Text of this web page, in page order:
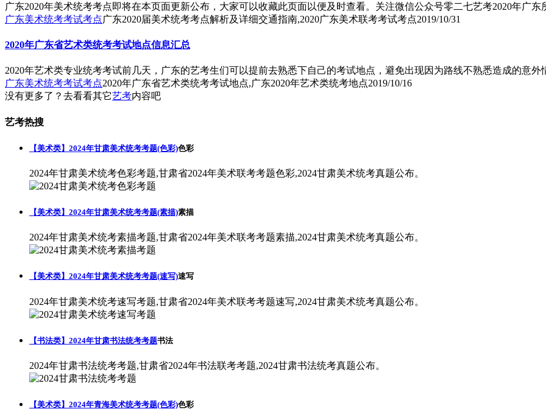
广东2020年美术统考考点即将在本页面更新公布，大家可以收藏此页面以便及时查看。关注微信公众号零二七艺考2020年广东
广东美术统考考试考点广东2020届美术统考考点解析及详细交通指南,2020广东美术联考考试考点2019/10/31
2020年广东省艺术类统考考试地点信息汇总
2020年艺术类专业统考考试前几天，广东的艺考生们可以提前去熟悉下自己的考试地点，避免出现因为路线不熟悉造成的意外
广东美术统考考试考点2020年广东省艺术类统考考试地点,广东2020年艺术类统考地点2019/10/16
没有更多了？去看看其它艺考内容吧
艺考热搜
【美术类】2024年甘肃美术统考考题(色彩)色彩
2024年甘肃美术统考色彩考题,甘肃省2024年美术联考考题色彩,2024甘肃美术统考真题公布。
【美术类】2024年甘肃美术统考考题(素描)素描
2024年甘肃美术统考素描考题,甘肃省2024年美术联考考题素描,2024甘肃美术统考真题公布。
【美术类】2024年甘肃美术统考考题(速写)速写
2024年甘肃美术统考速写考题,甘肃省2024年美术联考考题速写,2024甘肃美术统考真题公布。
【书法类】2024年甘肃书法统考考题书法
2024年甘肃书法统考考题,甘肃省2024年书法联考考题,2024甘肃书法统考真题公布。
【美术类】2024年青海美术统考考题(色彩)色彩